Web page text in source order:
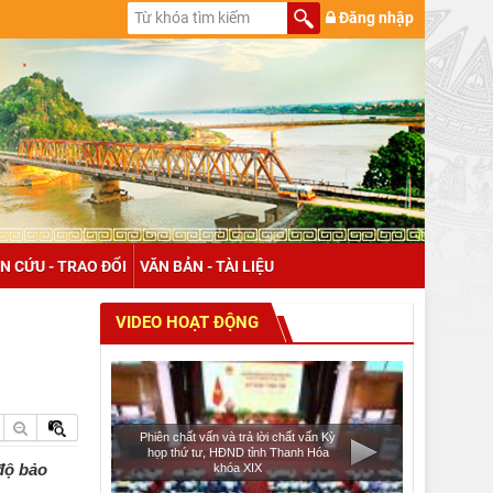
Đăng nhập
CỨU - TRAO ĐỔI VĂN BẢN - TÀI LIỆU
bảo
VIDEO HOẠT ĐỘNG
Phiên chất vấn và trả lời chất vấn Kỳ
họp thứ tư, HĐND tỉnh Thanh Hóa
khóa XIX